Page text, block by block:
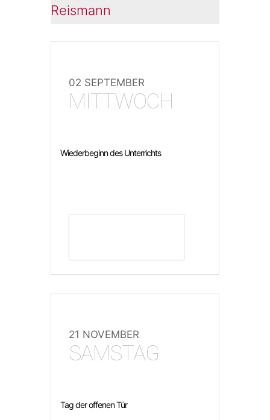
Reismann
02 SEPTEMBER
MITTWOCH
Wiederbeginn des Unterrichts
21 NOVEMBER
SAMSTAG
Tag der offenen Tür